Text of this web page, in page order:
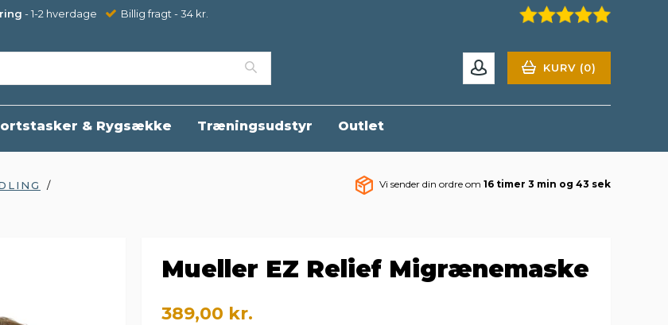
- 1-2 hverdage Billig fragt - 34 kr.
KURV (0)
& Rygsække Træningsudstyr Outlet
/
Vi sender din ordre om 16 timer 3 min og 42 sek
Mueller EZ Relief Migrænemaske
389,00 kr.